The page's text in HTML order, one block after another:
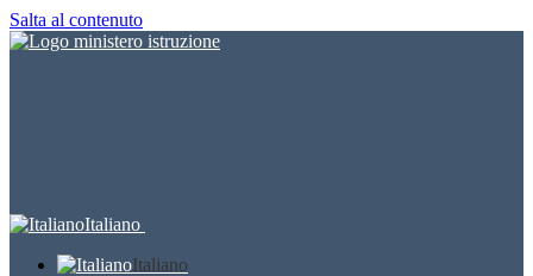
Salta al contenuto
Italiano
Italiano